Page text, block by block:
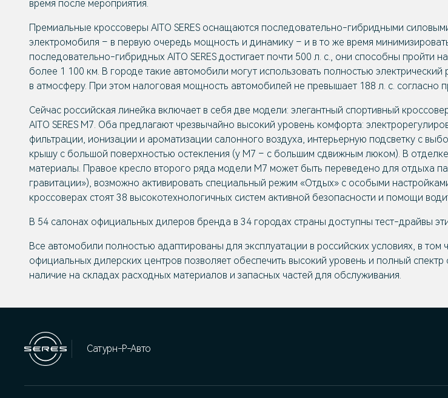
время после мероприятия.
Премиальные кроссоверы AITO SERES оснащаются последовательно-гибридными
электромобиля – в первую очередь мощность и динамику – и в то же время
последовательно-гибридных AITO SERES достигает почти 500 л. с., они способны
более 1 100 км. В городе такие автомобили могут использовать полностью
в атмосферу. При этом налоговая мощность автомобилей не превышает 188 л. с. согласно
Сейчас российская линейка включает в себя две модели: элегантный спортивный
AITO SERES M7. Оба предлагают чрезвычайно высокий уровень комфорта:
фильтрации, ионизации и ароматизации салонного воздуха, интерьерную подсветку с
крышу с большой поверхностью остекления (у М7 – с большим сдвижным люком). В
материалы. Правое кресло второго ряда модели М7 может быть переведено для отдыха
гравитации»), возможно активировать специальный режим «Отдых» с особыми
кроссоверах стоят 38 высокотехнологичных систем активной безопасности и помощи
В 54 салонах официальных дилеров бренда в 34 городах страны доступны тест-драйвы
Все автомобили полностью адаптированы для эксплуатации в российских условиях, в
официальных дилерских центров позволяет обеспечить высокий уровень и полный
наличие на складах расходных материалов и запасных частей для обслуживания.
Сатурн-Р-Авто